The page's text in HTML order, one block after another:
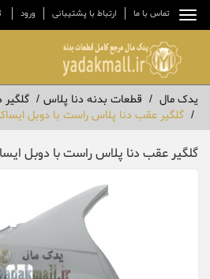
تماس با ما ارتباط با پشتیبانی ورود
یدک مال قطعات بدنه دنا پلاس
گلگیر
گلگیر عقب دنا پلاس راست با دوبل
گلگیر عقب دنا پلاس راست با دوبل